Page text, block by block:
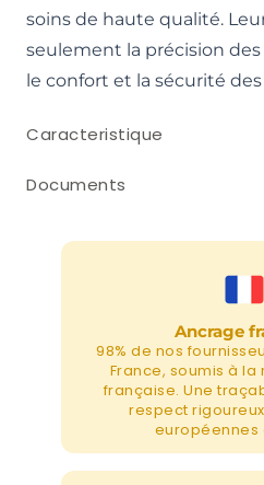
soins de haute qualité.
seulement la précision
le confort et la sécurité
Caracteristique
Documents
Ancrage
98% de nos
France, soumis à
française. Une
respect
européennes